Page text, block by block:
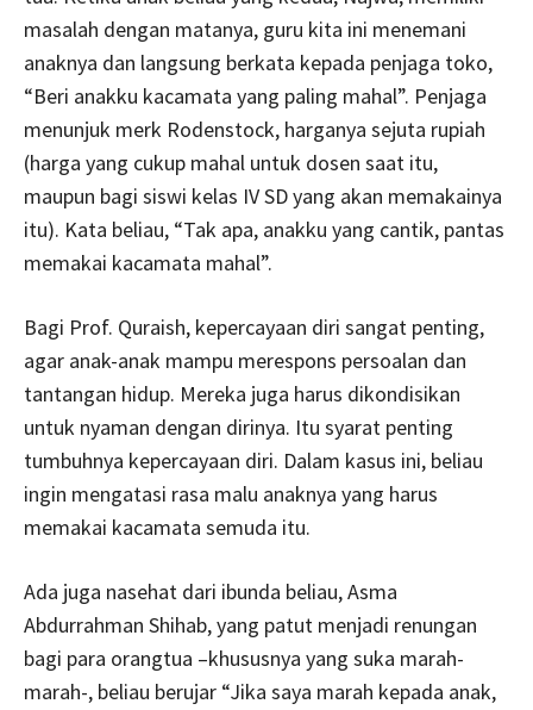
masalah dengan matanya, guru kita ini menemani
anaknya dan langsung berkata kepada penjaga toko,
“Beri anakku kacamata yang paling mahal”. Penjaga
menunjuk merk Rodenstock, harganya sejuta rupiah
(harga yang cukup mahal untuk dosen saat itu,
maupun bagi siswi kelas IV SD yang akan memakainya
itu). Kata beliau, “Tak apa, anakku yang cantik, pantas
memakai kacamata mahal”.
Bagi Prof. Quraish, kepercayaan diri sangat penting,
agar anak-anak mampu merespons persoalan dan
tantangan hidup. Mereka juga harus dikondisikan
untuk nyaman dengan dirinya. Itu syarat penting
tumbuhnya kepercayaan diri. Dalam kasus ini, beliau
ingin mengatasi rasa malu anaknya yang harus
memakai kacamata semuda itu.
Ada juga nasehat dari ibunda beliau, Asma
Abdurrahman Shihab, yang patut menjadi renungan
bagi para orangtua –khususnya yang suka marah-
marah-, beliau berujar “Jika saya marah kepada anak,